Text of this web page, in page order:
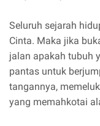
Seluruh sejarah
Cinta. Maka jika
jalan apakah tubuh
pantas untuk
tangannya,
yang memahkotai